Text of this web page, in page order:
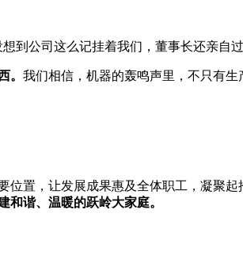
到公司这么记挂着我们，董事长还亲自
。 我们相信，机器的轰鸣声里，不只有生
位置，让发展成果惠及全体职工，凝聚
和谐、温暖的跃岭大家庭。